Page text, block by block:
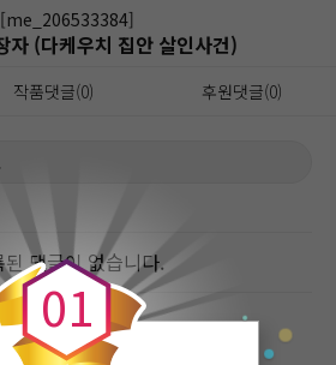
[me_206533384]
자 (다케우치 집안 살인사건)
작품댓글(0) 후원댓글(0)
된 댓글이 없습니다.
0
0
1